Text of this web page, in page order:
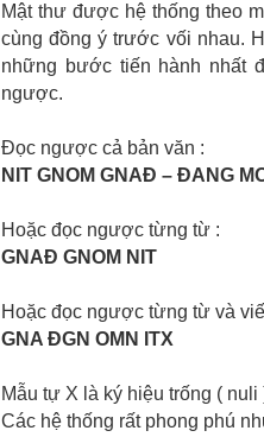
Mật thư được hệ thống theo
cùng đồng ý trước vối nhau.
những bước tiến hành nhất
ngược.
Đọc ngược cả bản văn :
NIT GNOM GNAĐ – ĐANG
Hoặc đọc ngược từng từ :
GNAĐ GNOM NIT
Hoặc đọc ngược từng từ và
GNA ĐGN OMN ITX
Mẫu tự X là ký hiệu trống (
Các hệ thống rất phong phú